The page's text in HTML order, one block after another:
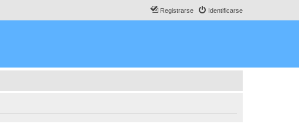
Identificarse
Registrarse